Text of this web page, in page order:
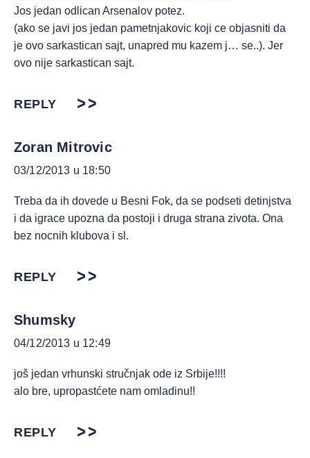
Jos jedan odlican Arsenalov potez.
(ako se javi jos jedan pametnjakovic koji ce objasniti da
je ovo sarkastican sajt, unapred mu kazem j… se..). Jer
ovo nije sarkastican sajt.
REPLY
Zoran Mitrovic
03/12/2013 u 18:50
Treba da ih dovede u Besni Fok, da se podseti detinjstva
i da igrace upozna da postoji i druga strana zivota. Ona
bez nocnih klubova i sl.
REPLY
Shumsky
04/12/2013 u 12:49
još jedan vrhunski stručnjak ode iz Srbije!!!!
alo bre, upropastćete nam omladinu!!
REPLY